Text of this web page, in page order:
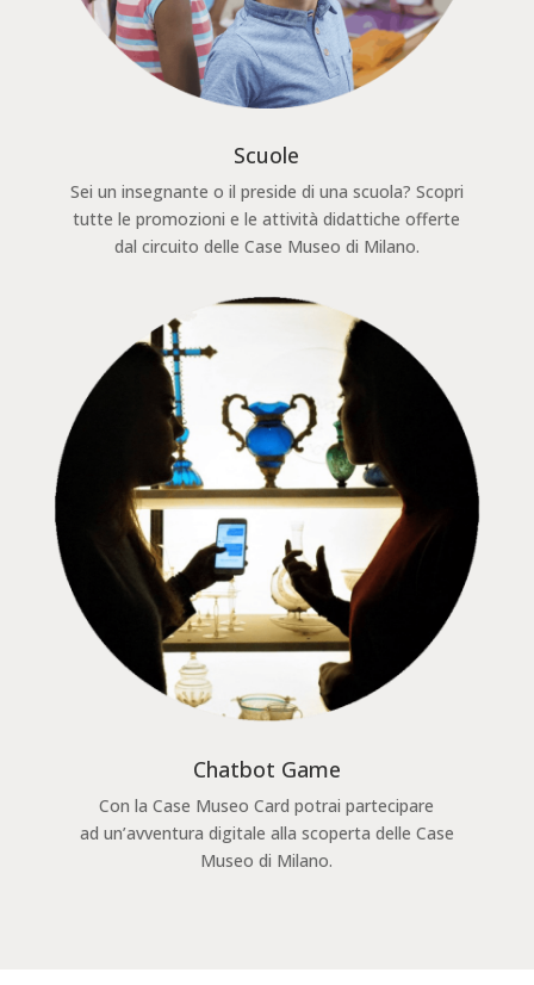
Scuole
Sei un insegnante o il preside di una scuola? Scopri
tutte le promozioni e le attività didattiche offerte
dal circuito delle Case Museo di Milano.
Chatbot Game
Con la Case Museo Card potrai partecipare
ad un’avventura digitale alla scoperta delle Case
Museo di Milano.